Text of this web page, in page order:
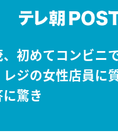
初めてコンビニ
ジの女性店員に
驚き